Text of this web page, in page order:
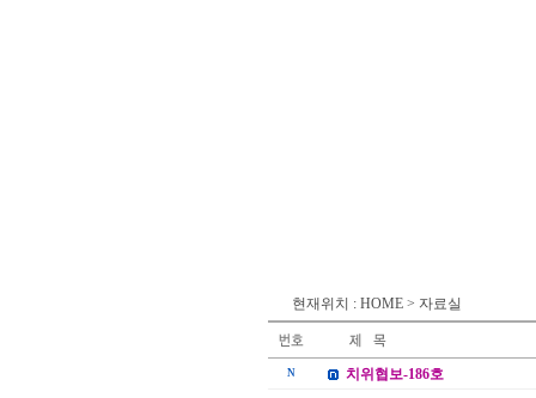
현재위치 : HOME > 자료실
N 치위협보-186호